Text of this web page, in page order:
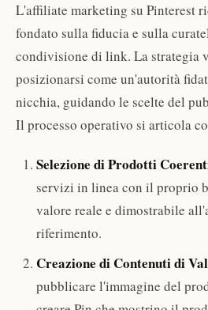
L'affiliate marketing su Pinterest
fondato sulla fiducia e sulla
condivisione di link. La strategia
posizionarsi come un'autorità
nicchia, guidando le scelte del
Il processo operativo si articola
Selezione di Prodotti
servizi in linea con il proprio
valore reale e dimostrabile
riferimento.
Creazione di Contenuti di
pubblicare l'immagine del